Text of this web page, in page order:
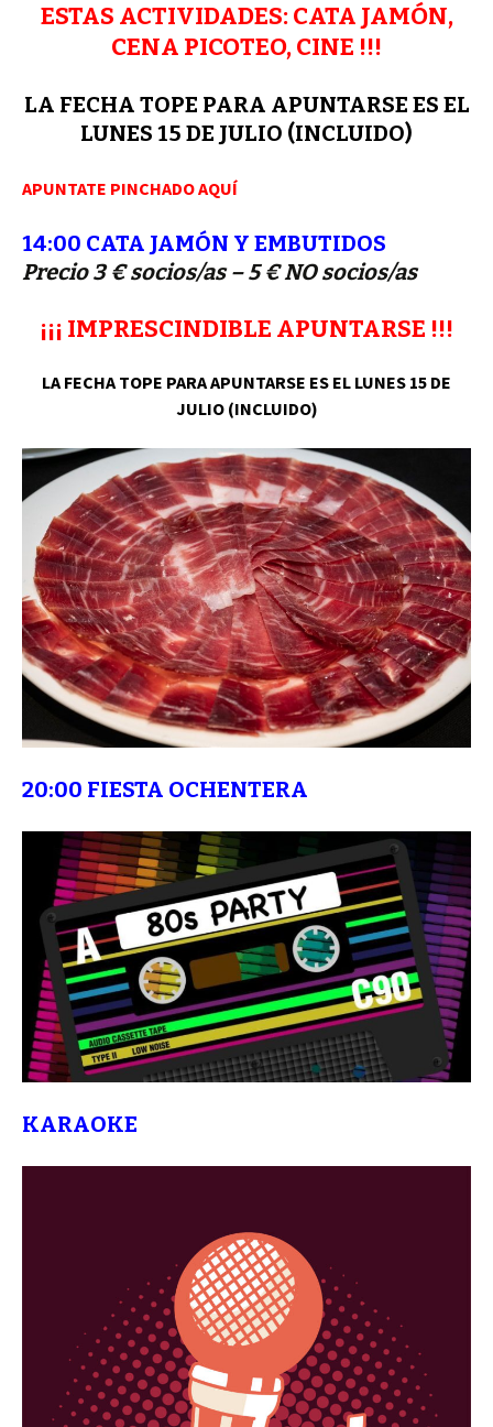
k
p
ESTAS ACTIVIDADES:CATA JAMÓN,
CENA PICOTEO, CINE !!!
LA FECHA TOPE PARA APUNTARSE ES EL
LUNES 15 DE JULIO (INCLUIDO)
APUNTATE PINCHADO AQUÍ
14:00 CATA JAMÓN Y EMBUTIDOS
Precio 3 € socios/as – 5 € NO socios/as
¡¡¡ IMPRESCINDIBLE APUNTARSE !!!
LA FECHA TOPE PARA APUNTARSE ES EL LUNES 15 DE
JULIO (INCLUIDO)
20:00 FIESTA OCHENTERA
KARAOKE